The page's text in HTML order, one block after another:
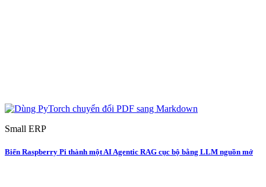
Small ERP
Biến Raspberry Pi thành một AI Agentic RAG cục bộ bằng LLM nguồn mở